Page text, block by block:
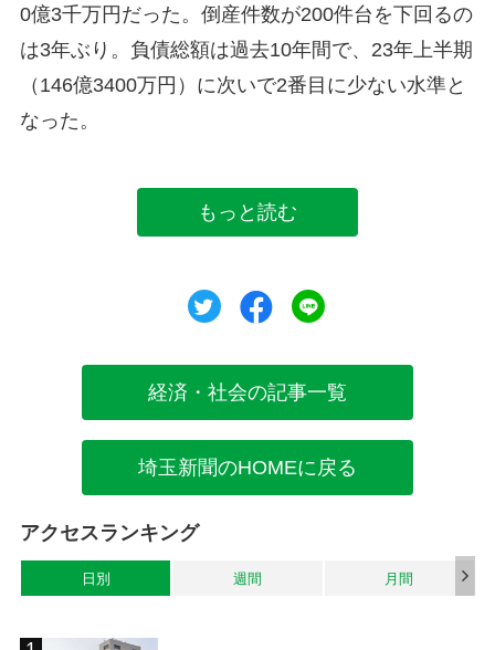
0億3千万円だった。倒産件数が200件台を下回るの
は3年ぶり。負債総額は過去10年間で、23年上半期
（146億3400万円）に次いで2番目に少ない水準と
なった。
もっと読む
ツイートシェア
経済・社会の記事一覧
埼玉新聞のHOMEに戻る
アクセスランキング
日別 週間 月間